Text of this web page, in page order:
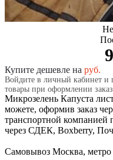
Купите дешевле на руб.
Войдите в личный кабинет и
товары при оформлении
Микрозелень Капуста
можете, оформив заказ
транспортной компанией
через СДЕК, Boxberry,
Самовывоз Москва, метро